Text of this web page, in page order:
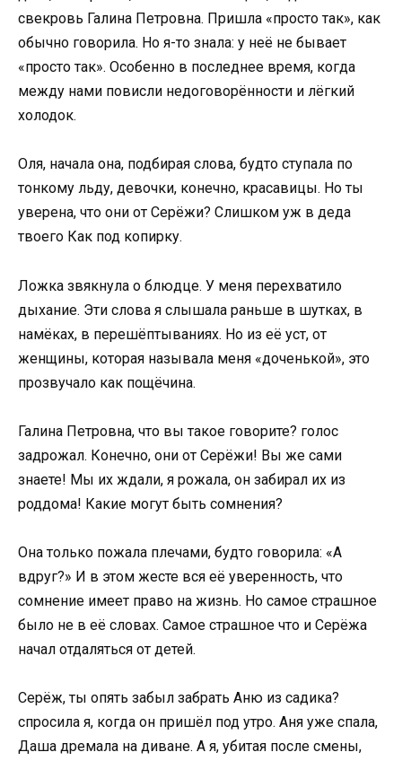
свекровь Галина Петровна. Пришла «просто так», как
обычно говорила. Но я-то знала: у неё не бывает
«просто так». Особенно в последнее время, когда
между нами повисли недоговорённости и лёгкий
холодок.
Оля, начала она, подбирая слова, будто ступала по
тонкому льду, девочки, конечно, красавицы. Но ты
уверена, что они от Серёжи? Слишком уж в деда
твоего Как под копирку.
Ложка звякнула о блюдце. У меня перехватило
дыхание. Эти слова я слышала раньше в шутках, в
намёках, в перешёптываниях. Но из её уст, от
женщины, которая называла меня «доченькой», это
прозвучало как пощёчина.
Галина Петровна, что вы такое говорите? голос
задрожал. Конечно, они от Серёжи! Вы же сами
знаете! Мы их ждали, я рожала, он забирал их из
роддома! Какие могут быть сомнения?
Она только пожала плечами, будто говорила: «А
вдруг?» И в этом жесте вся её уверенность, что
сомнение имеет право на жизнь. Но самое страшное
было не в её словах. Самое страшное что и Серёжа
начал отдаляться от детей.
Серёж, ты опять забыл забрать Аню из садика?
спросила я, когда он пришёл под утро. Аня уже спала,
Даша дремала на диване. А я, убитая после смены,